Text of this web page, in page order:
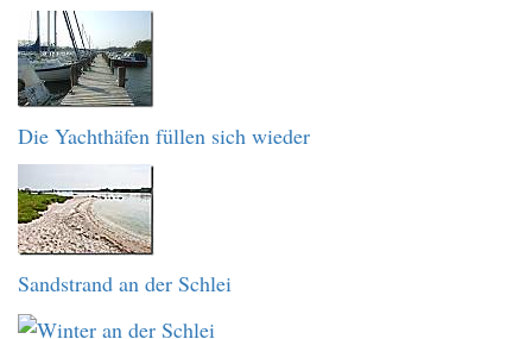
Die Yachthäfen füllen sich wieder
Sandstrand an der Schlei